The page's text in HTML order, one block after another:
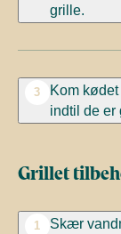
grille.
3
Kom
indtil de er
Grillet
1
Skær